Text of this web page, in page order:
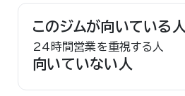
このジムが向いている人
24時間営業を重視する人
向いていない人